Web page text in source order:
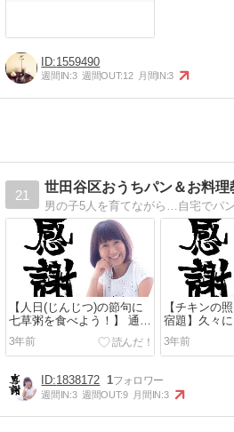
1559490
週間IN:3 週間OUT:12 月間IN:3
21
【人日(じんじつ)の節句に
七草粥を食べよう！】 通
常、七草粥は1月7日に食べ
るも...
3年前
【チキンの
宿題】久々に
けしますね
3年前
1838172 1
週間IN:3 週間OUT:9 月間IN:3